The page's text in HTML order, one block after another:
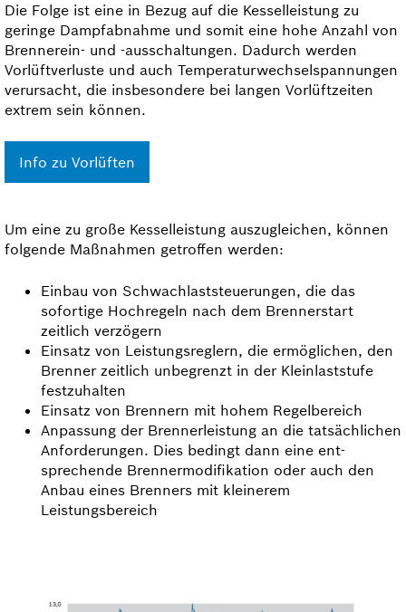
Die Folge ist eine in Bezug auf die Kesselleistung zu
geringe Dampfabnahme und somit eine hohe Anzahl von
Brennerein- und -ausschaltungen. Dadurch werden
Vorlüftverluste und auch Temperatur­wechsel­spannungen
verursacht, die insbesondere bei langen Vorlüftzeiten
extrem sein können.
Info zu Vorlüften
Um eine zu große Kesselleistung auszugleichen, können
folgende Maßnahmen getroffen werden:
Einbau von Schwachlaststeuerungen, die das
sofortige Hochregeln nach dem Brennerstart
zeitlich verzögern
Einsatz von Leistungsreglern, die ermöglichen, den
Brenner zeitlich unbegrenzt in der Kleinlaststufe
festzuhalten
Einsatz von Brennern mit hohem Regelbereich
Anpassung der Brennerleistung an die tatsächlichen
Anforderungen. Dies bedingt dann eine ent­
sprechende Brennermodifikation oder auch den
Anbau eines Brenners mit kleinerem
Leistungsbereich